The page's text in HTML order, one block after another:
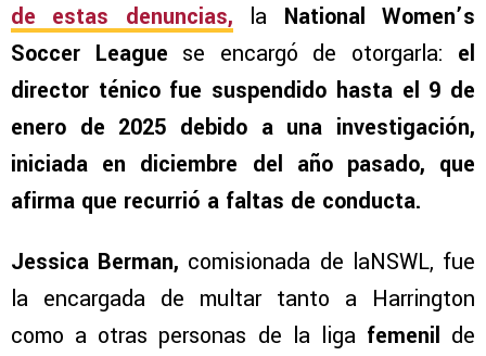
de estas denuncias, la National Women’s
Soccer League se encargó de otorgarla: el
director ténico fue suspendido hasta el 9 de
enero de 2025 debido a una investigación,
iniciada en diciembre del año pasado, que
afirma que recurrió a faltas de conducta.
Jessica Berman, comisionada de laNSWL, fue
la encargada de multar tanto a Harrington
como a otras personas de la liga femenil de